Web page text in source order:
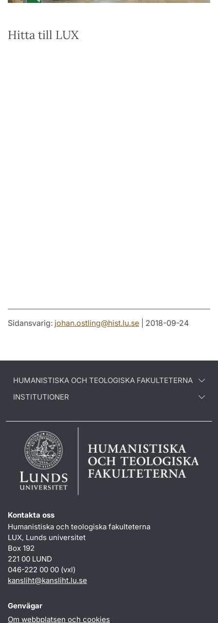
Hitta till LUX
Sidansvarig: johan.ostling@hist.lu.se | 2018-09-24
HUMANISTISKA OCH TEOLOGISKA FAKULTETERNA
INSTITUTIONER
Kontakta oss
Humanistiska och teologiska fakulteterna
LUX, Lunds universitet
Box 192
221 00 LUND
046-222 00 00 (vxl)
kansliht@kansliht.lu.se
Genvägar
Om webbplatsen och cookies